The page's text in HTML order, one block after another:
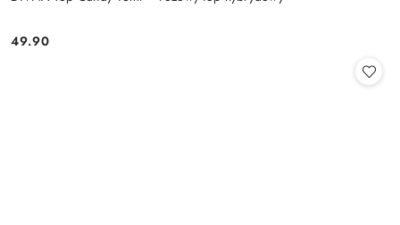
Cena:
49.90